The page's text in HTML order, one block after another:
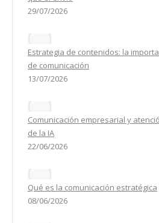
29/07/2026
Estrategia de contenidos: la
de comunicación
13/07/2026
Comunicación empresarial y
de la IA
22/06/2026
Qué es la comunicación estratégica
08/06/2026